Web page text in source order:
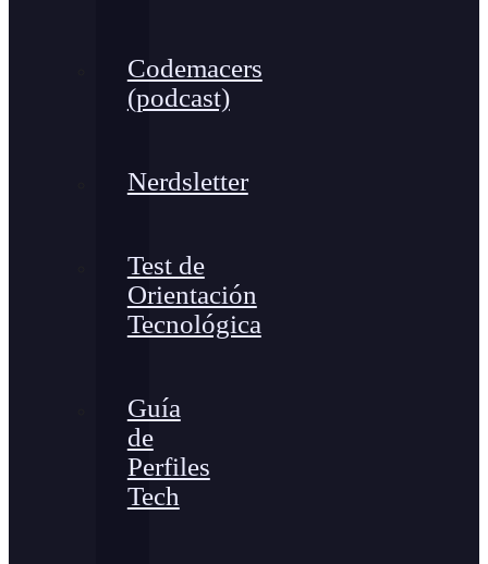
Codemacers
(podcast)
Nerdsletter
Test de
Orientación
Tecnológica
Guía
de
Perfiles
Tech